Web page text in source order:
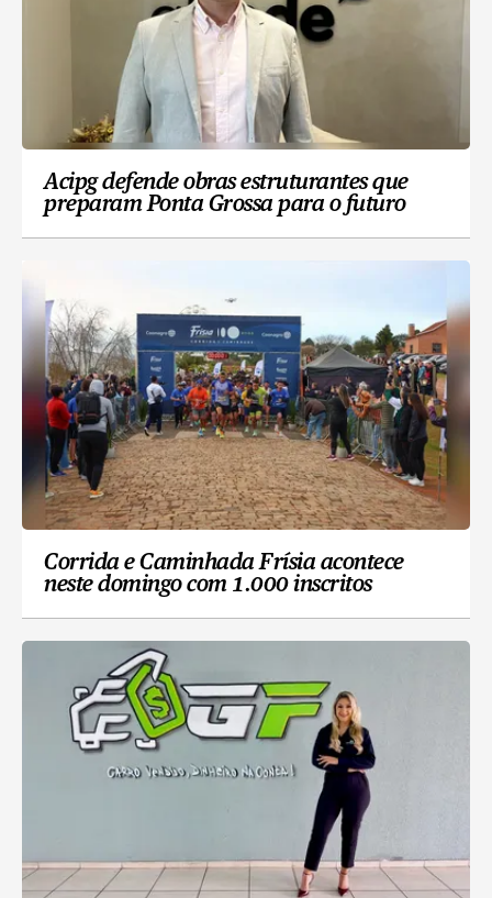
Acipg defende obras estruturantes que
preparam Ponta Grossa para o futuro
Corrida e Caminhada Frísia acontece
neste domingo com 1.000 inscritos